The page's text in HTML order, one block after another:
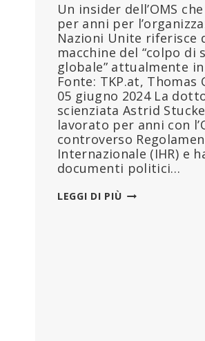
Un insider dell’OMS
per anni per
Nazioni Unite riferisce
macchine del “colpo di
globale” attualmente
Fonte: TKP.at, Thomas
05 giugno 2024 La
scienziata Astrid
lavorato per anni con
controverso
Internazionale (IHR) e
documenti politici…
LEGGI DI PIÙUN